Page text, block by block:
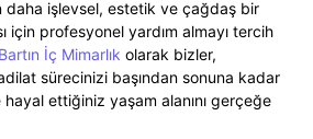
daha işlevsel, estetik ve çağdaş bir
için profesyonel yardım almayı tercih
Bartın İç Mimarlık olarak bizler,
sürecinizi başından sonuna kadar
ettiğiniz yaşam alanını gerçeğe